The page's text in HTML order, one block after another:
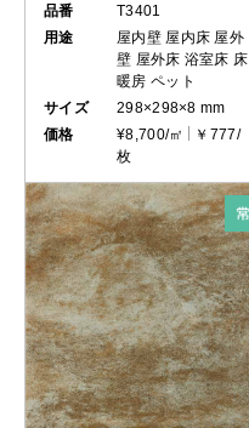
品番
T3401
用途
屋内壁 屋内床 屋外
壁 屋外床 浴室床 床
暖房 ペット
サイズ
298×298×8 mm
価格
¥8,700/㎡
￥777/
枚